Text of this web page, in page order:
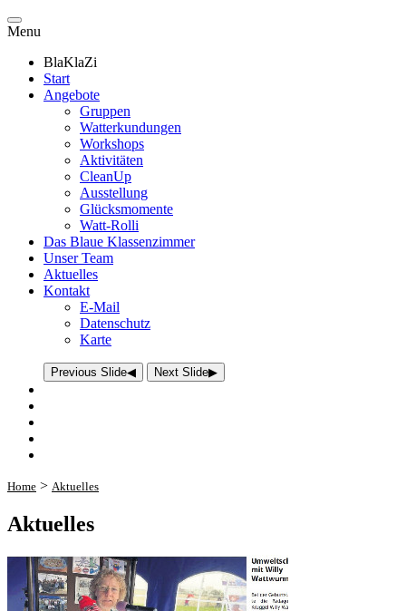
Menu
BlaKlaZi
Start
Angebote
Gruppen
Watterkundungen
Workshops
Aktivitäten
CleanUp
Ausstellung
Glücksmomente
Watt-Rolli
Das Blaue Klassenzimmer
Unser Team
Aktuelles
Kontakt
E-Mail
Datenschutz
Karte
Previous Slide◀ Next Slide▶
Home > Aktuelles
Aktuelles